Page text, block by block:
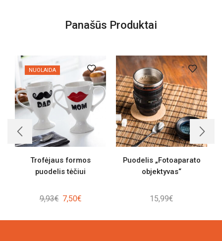
Panašūs Produktai
NUOLAIDA
Trofėjaus formos
puodelis tėčiui
9,93€ Original
was:
7,50€Current
is:
Puodelis „Fotoaparato
objektyvas“
15,99€